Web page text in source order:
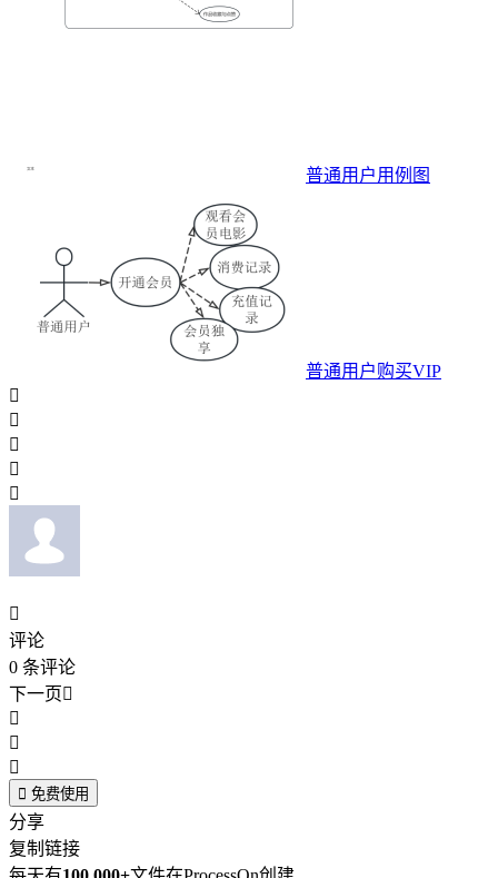
普通用户用例图
普通用户购买VIP






评论
0 条评论
下一页



 免费使用
分享
复制链接